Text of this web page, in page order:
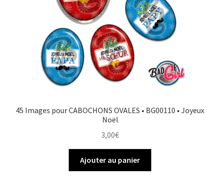
45 Images pour CABOCHONS OVALES • BG00110 • Joyeux
Noël
3,00€
Ajouter au panier